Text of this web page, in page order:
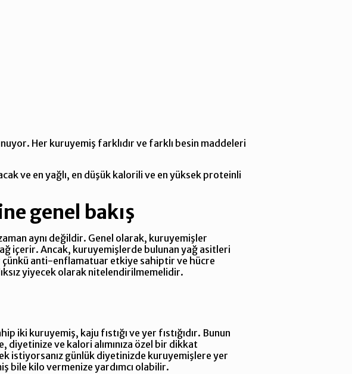
Her kuruyemiş farklıdır ve farklı besin maddeleri
ve en yağlı, en düşük kalorili ve en yüksek proteinli
genel bakış
aynı değildir. Genel olarak, kuruyemişler
içerir. Ancak, kuruyemişlerde bulunan yağ asitleri
çünkü anti-enflamatuar etkiye sahiptir ve hücre
yiyecek olarak nitelendirilmemelidir.
iki kuruyemiş, kaju fıstığı ve yer fıstığıdır. Bunun
ve kalori alımınıza özel bir dikkat
istiyorsanız günlük diyetinizde kuruyemişlere yer
bile kilo vermenize yardımcı olabilir.